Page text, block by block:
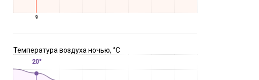
9
Температура воздуха ночью, °C
20°